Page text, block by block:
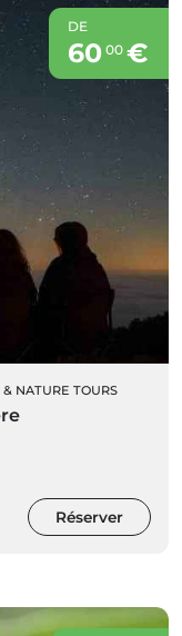
DE
60 00€
NATURE TOURS
Réserver